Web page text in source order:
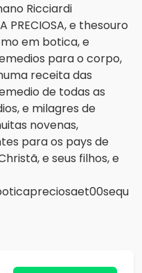
Ricciardi
PRECIOSA, e thesouro
em botica, e
para o corpo,
receita das
de todas as
e milagres de
novenas,
para os pays de
e seus filhos, e